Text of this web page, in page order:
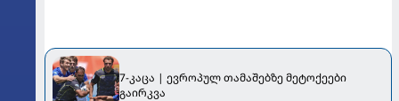
7-კაცა | ევროპულ თამაშებზე მეტოქეები
გაირკვა